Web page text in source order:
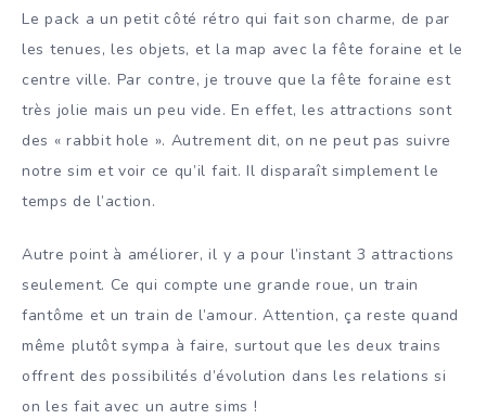
Le pack a un petit côté rétro qui fait son charme, de par
les tenues, les objets, et la map avec la fête foraine et le
centre ville. Par contre, je trouve que la fête foraine est
très jolie mais un peu vide. En effet, les attractions sont
des « rabbit hole ». Autrement dit, on ne peut pas suivre
notre sim et voir ce qu’il fait. Il disparaît simplement le
temps de l’action.
Autre point à améliorer, il y a pour l’instant 3 attractions
seulement. Ce qui compte une grande roue, un train
fantôme et un train de l’amour. Attention, ça reste quand
même plutôt sympa à faire, surtout que les deux trains
offrent des possibilités d’évolution dans les relations si
on les fait avec un autre sims !